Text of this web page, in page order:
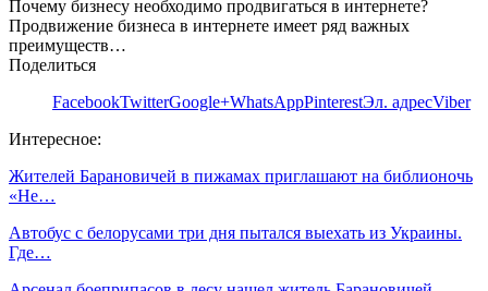
Почему бизнесу необходимо продвигаться в интернете?
Продвижение бизнеса в интернете имеет ряд важных
преимуществ…
Поделиться
FacebookTwitterGoogle+WhatsAppPinterestЭл. адресViber
Интересное:
Жителей Барановичей в пижамах приглашают на библионочь
«Не…
Автобус с белорусами три дня пытался выехать из Украины.
Где…